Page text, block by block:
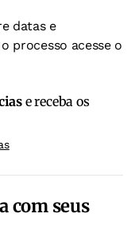
datas e
processo acesse o
e receba os
com seus